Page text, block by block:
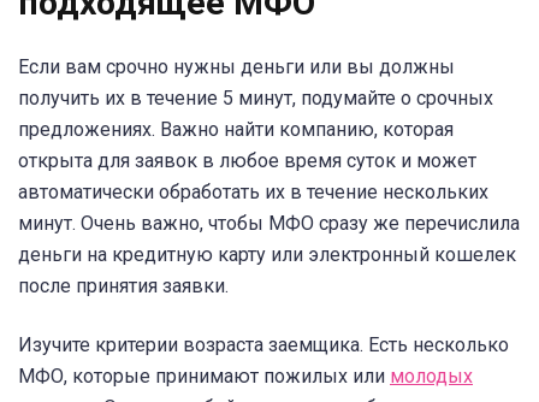
Если вам срочно нужны деньги или вы должны
получить их в течение 5 минут, подумайте о срочных
предложениях. Важно найти компанию, которая
открыта для заявок в любое время суток и может
автоматически обработать их в течение нескольких
минут. Очень важно, чтобы МФО сразу же перечислила
деньги на кредитную карту или электронный кошелек
после принятия заявки.
Изучите критерии возраста заемщика. Есть несколько
МФО, которые принимают пожилых или молодых